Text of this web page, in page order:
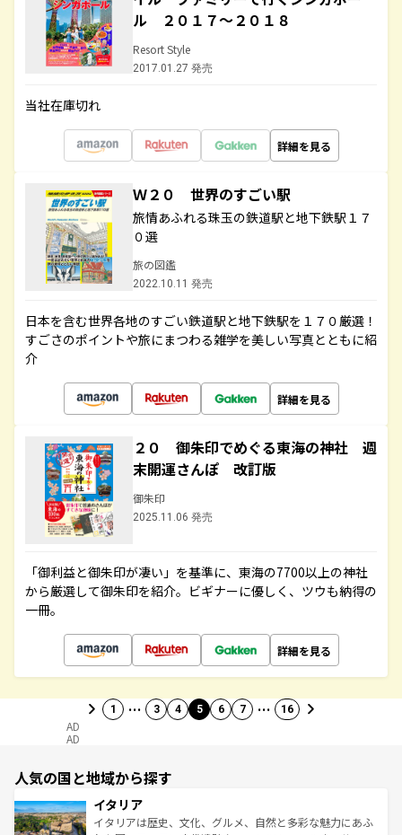
ル ２０１７～２０１８
Resort Style
2017.01.27 発売
当社在庫切れ
詳細を見る
Ｗ２０ 世界のすごい駅
旅情あふれる珠玉の鉄道駅と地下鉄駅１７
０選
旅の図鑑
2022.10.11 発売
日本を含む世界各地のすごい鉄道駅と地下鉄駅を１７０厳選！
すごさのポイントや旅にまつわる雑学を美しい写真とともに紹
介
詳細を見る
２０ 御朱印でめぐる東海の神社 週
末開運さんぽ 改訂版
御朱印
2025.11.06 発売
「御利益と御朱印が凄い」を基準に、東海の7700以上の神社
から厳選して御朱印を紹介。ビギナーに優しく、ツウも納得の
一冊。
詳細を見る
1 … 3 4 5 6 7 … 16
AD
AD
人気の国と地域から探す
イタリア
イタリアは歴史、文化、グルメ、自然と多彩な魅力にあふ